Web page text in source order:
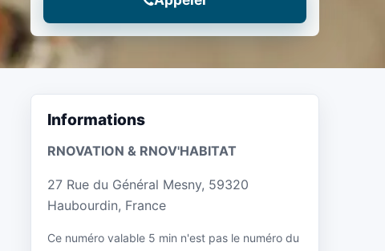
Informations
RNOVATION & RNOV'HABITAT
27 Rue du Général Mesny, 59320
Haubourdin, France
Ce numéro valable 5 min n'est pas le numéro du